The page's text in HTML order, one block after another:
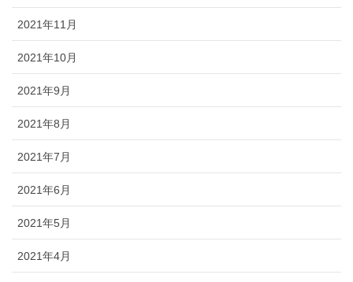
2021年11月
2021年10月
2021年9月
2021年8月
2021年7月
2021年6月
2021年5月
2021年4月